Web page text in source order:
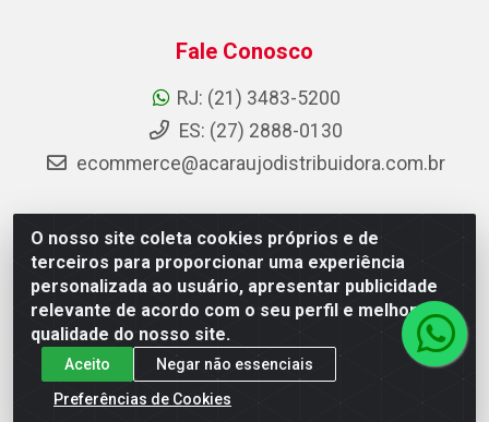
O nosso site coleta cookies próprios e de
terceiros para proporcionar uma experiência
personalizada ao usuário, apresentar publicidade
relevante de acordo com o seu perfil e melhorar a
qualidade do nosso site.
Aceito
Negar não essenciais
Preferências de Cookies
Fale Conosco
RJ: (21) 3483-5200
ES: (27) 2888-0130
ecommerce@acaraujodistribuidora.com.br
AC Araujo Distribuidora - Rua Carneiro de Campos, 42 -
São Cristóvão, Rio de Janeiro/RJ - CEP 20.920-410 -
CNPJ 08.744.753/0003-85